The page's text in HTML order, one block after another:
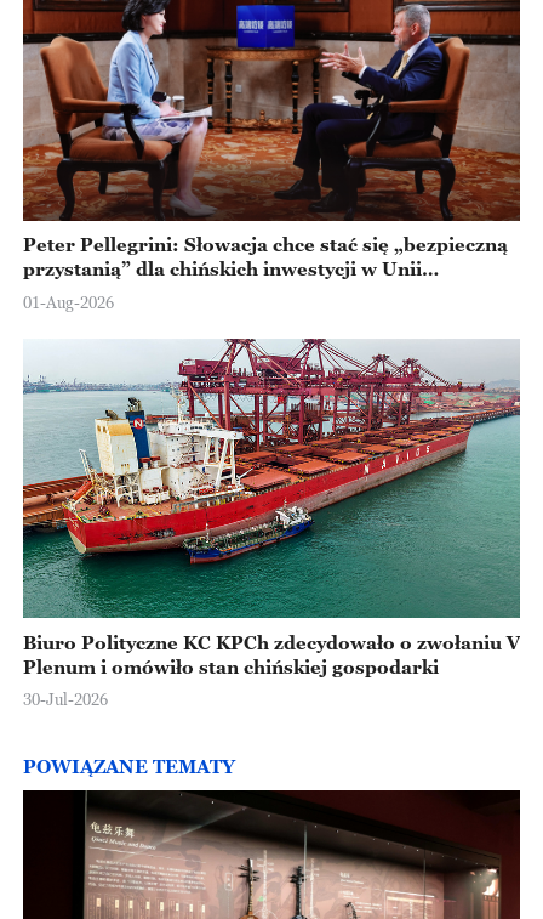
Peter Pellegrini: Słowacja chce stać się „bezpieczną
przystanią” dla chińskich inwestycji w Unii
Europejskiej
01-Aug-2026
Biuro Polityczne KC KPCh zdecydowało o zwołaniu V
Plenum i omówiło stan chińskiej gospodarki
30-Jul-2026
POWIĄZANE TEMATY